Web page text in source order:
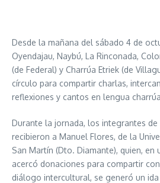
Desde la mañana del sábado 4 de
Oyendajau, Naybú, La Rinconada,
(de Federal) y Charrúa Etriek (de
círculo para compartir charlas,
reflexiones y cantos en lengua
Durante la jornada, los integrantes de
recibieron a Manuel Flores, de la
San Martín (Dto. Diamante), quien, en
acercó donaciones para compartir
diálogo intercultural, se generó un